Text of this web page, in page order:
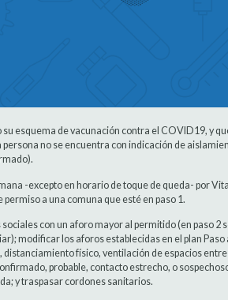
esquema de vacunación contra el COVID19, y
no se encuentra con indicación de
-excepto en horario de toque de queda- por
a una comuna que esté en paso 1.
con un aforo mayor al permitido (en paso 2
modificar los aforos establecidas en el plan Paso
físico, ventilación de espacios
probable, contacto estrecho, o
y traspasar cordones sanitarios.